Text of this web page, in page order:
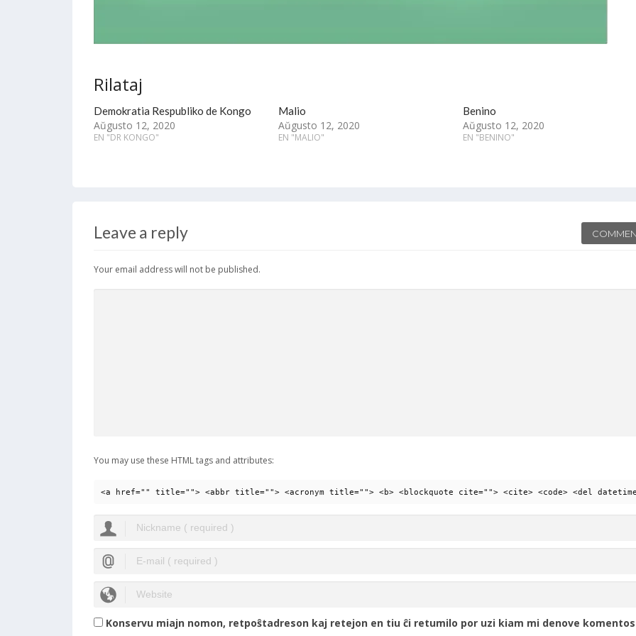
Rilataj
Demokratia Respubliko de Kongo
Aŭgusto 12, 2020
EN "DR KONGO"
Malio
Aŭgusto 12, 2020
EN "MALIO"
Benino
Aŭgusto 12, 2020
EN "BENINO"
Leave a reply
Your email address will not be published.
You may use these HTML tags and attributes:
<a href="" title=""> <abbr title=""> <acronym title=""> <b> <blockquote cite=""> <cite> <code> <del
Konservu miajn nomon, retpoŝtadreson kaj retejon en tiu ĉi retumilo por uzi kiam mi denove